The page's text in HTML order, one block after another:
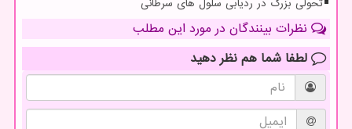
تحولی بزرگ در ردیابی سلول های سرطانی
نظرات بینندگان در مورد این مطلب
لطفا شما هم نظر دهید